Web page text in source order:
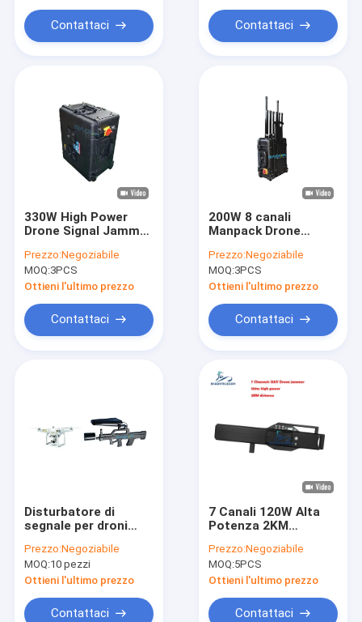
interferitore di segnale a distanza per auto
ripetitore mobile del segnale
degli UAVContattaci Contattaci
330W High Power
Drone Signal Jammer
Range per squadre
SWAT
Prezzo:Negoziabile
MOQ:3PCS
Ottieni l'ultimo prezzo
Contattaci
200W 8 canali
Manpack Drone
700m di portata per
carceri e uso
Prezzo:Negoziabile
MOQ:3PCS
Ottieni l'ultimo prezzo
Contattaci
Disturbatore di
segnale per droni
forma di pistola con
15W di potenza e
2000m di raggio di
disturbo
Prezzo:Negoziabile
MOQ:10 pezzi
Ottieni l'ultimo prezzo
Contattaci
7 Canali 120W Alta
Potenza 2KM
Signal Jammer
Pistola Anti-Drone
Jammer
Prezzo:Negoziabile
MOQ:5PCS
Ottieni l'ultimo prezzo
Contattaci